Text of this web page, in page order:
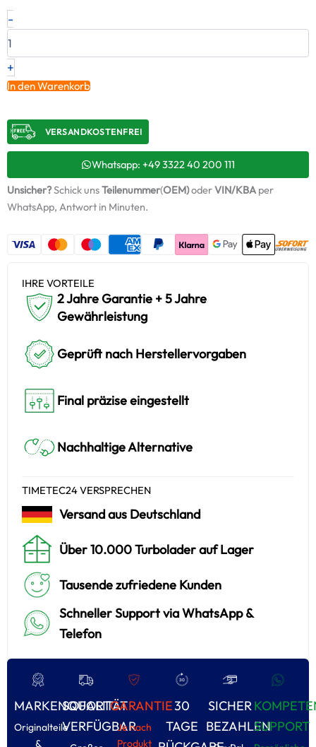
-
Original
RED
5801666394
/
+
Montagesatz
Menge
+
In den Warenkorb
VERSANDKOSTENFREI​
Whatsapp: +49 3322 40 200 111
Unsicher?Schick unsTeilenummer(OEM)oderVIN/KBAper
WhatsApp, Antwort in Minuten.
IHRE VORTEILE
2 Jahre Garantie + 5 Jahre
Gewährleistung
Geprüft nach Herstellervorgaben
Final präzise eingestellt
Nachhaltige Alternative
TIMETEC24 VERSPRECHEN
Versand aus Deutschland
Über 10.000 Turbolader auf Lager
Tausende zufriedene Kunden
Schneller Support via WhatsApp &
Telefon
MARKENQUALITÄT
Originalteile
&
SOFORT
VERFÜGBAR
GARANTIE
Je nach
Produkt
30
TAGE
SICHER
BEZAHLENSUPPORT